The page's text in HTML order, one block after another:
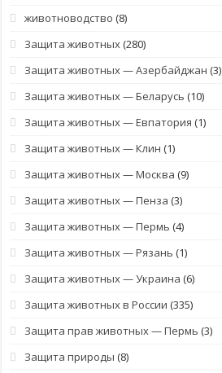
животноводство (8)
Защита животных(280)
Защита животных — Азербайджан (3)
Защита животных — Беларусь (10)
Защита животных — Евпатория (1)
Защита животных — Клин (1)
Защита животных — Москва (9)
Защита животных — Пенза (3)
Защита животных — Пермь (4)
Защита животных — Рязань (1)
Защита животных — Украина (6)
Защита животных в России (335)
Защита прав животных — Пермь (3)
Защита природы (8)